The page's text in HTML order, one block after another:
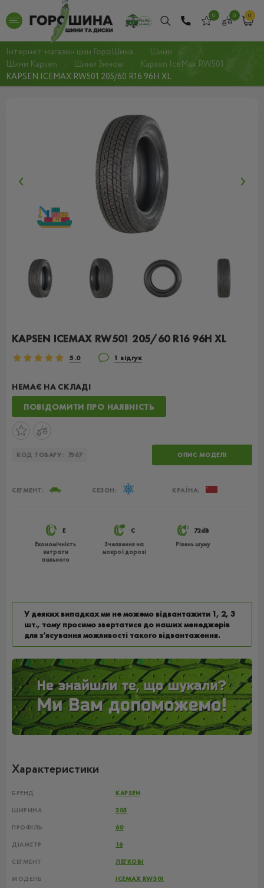
0 0 0
Інтернет-магазин шин ГороШина
Шини
Шини Kapsen
Шини Зимові
Kapsen IceMax RW501
KAPSEN ICEMAX RW501 205/60 R16 96H XL
KAPSEN ICEMAX RW501 205/60 R16 96H XL
5.0 1 відгук
НЕМАЄ НА СКЛАДІ
ПОВІДОМИТИ ПРО НАЯВНІСТЬ
КОД ТОВАРУ: 7567 ОПИС МОДЕЛІ
E
Економічність
витрати
пального
C
Зчеплення на
мокрої дорозі
72dB
Рівень шуму
СЕГМЕНТ: СЕЗОН: КРАЇНА:
У деяких випадках ми не можемо відвантажити 1, 2, 3
шт., тому просимо звертатися до наших менеджерів
для з’ясування можливості такого відвантаження.
Характеристики
БРЕНД KAPSEN
ШИРИНА 205
ПРОФІЛЬ 60
ДІАМЕТР 16
СЕГМЕНТ ЛЕГКОВІ
МОДЕЛЬ ICEMAX RW501